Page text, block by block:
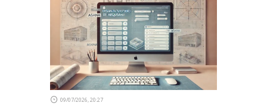
09/07/2026, 20:27